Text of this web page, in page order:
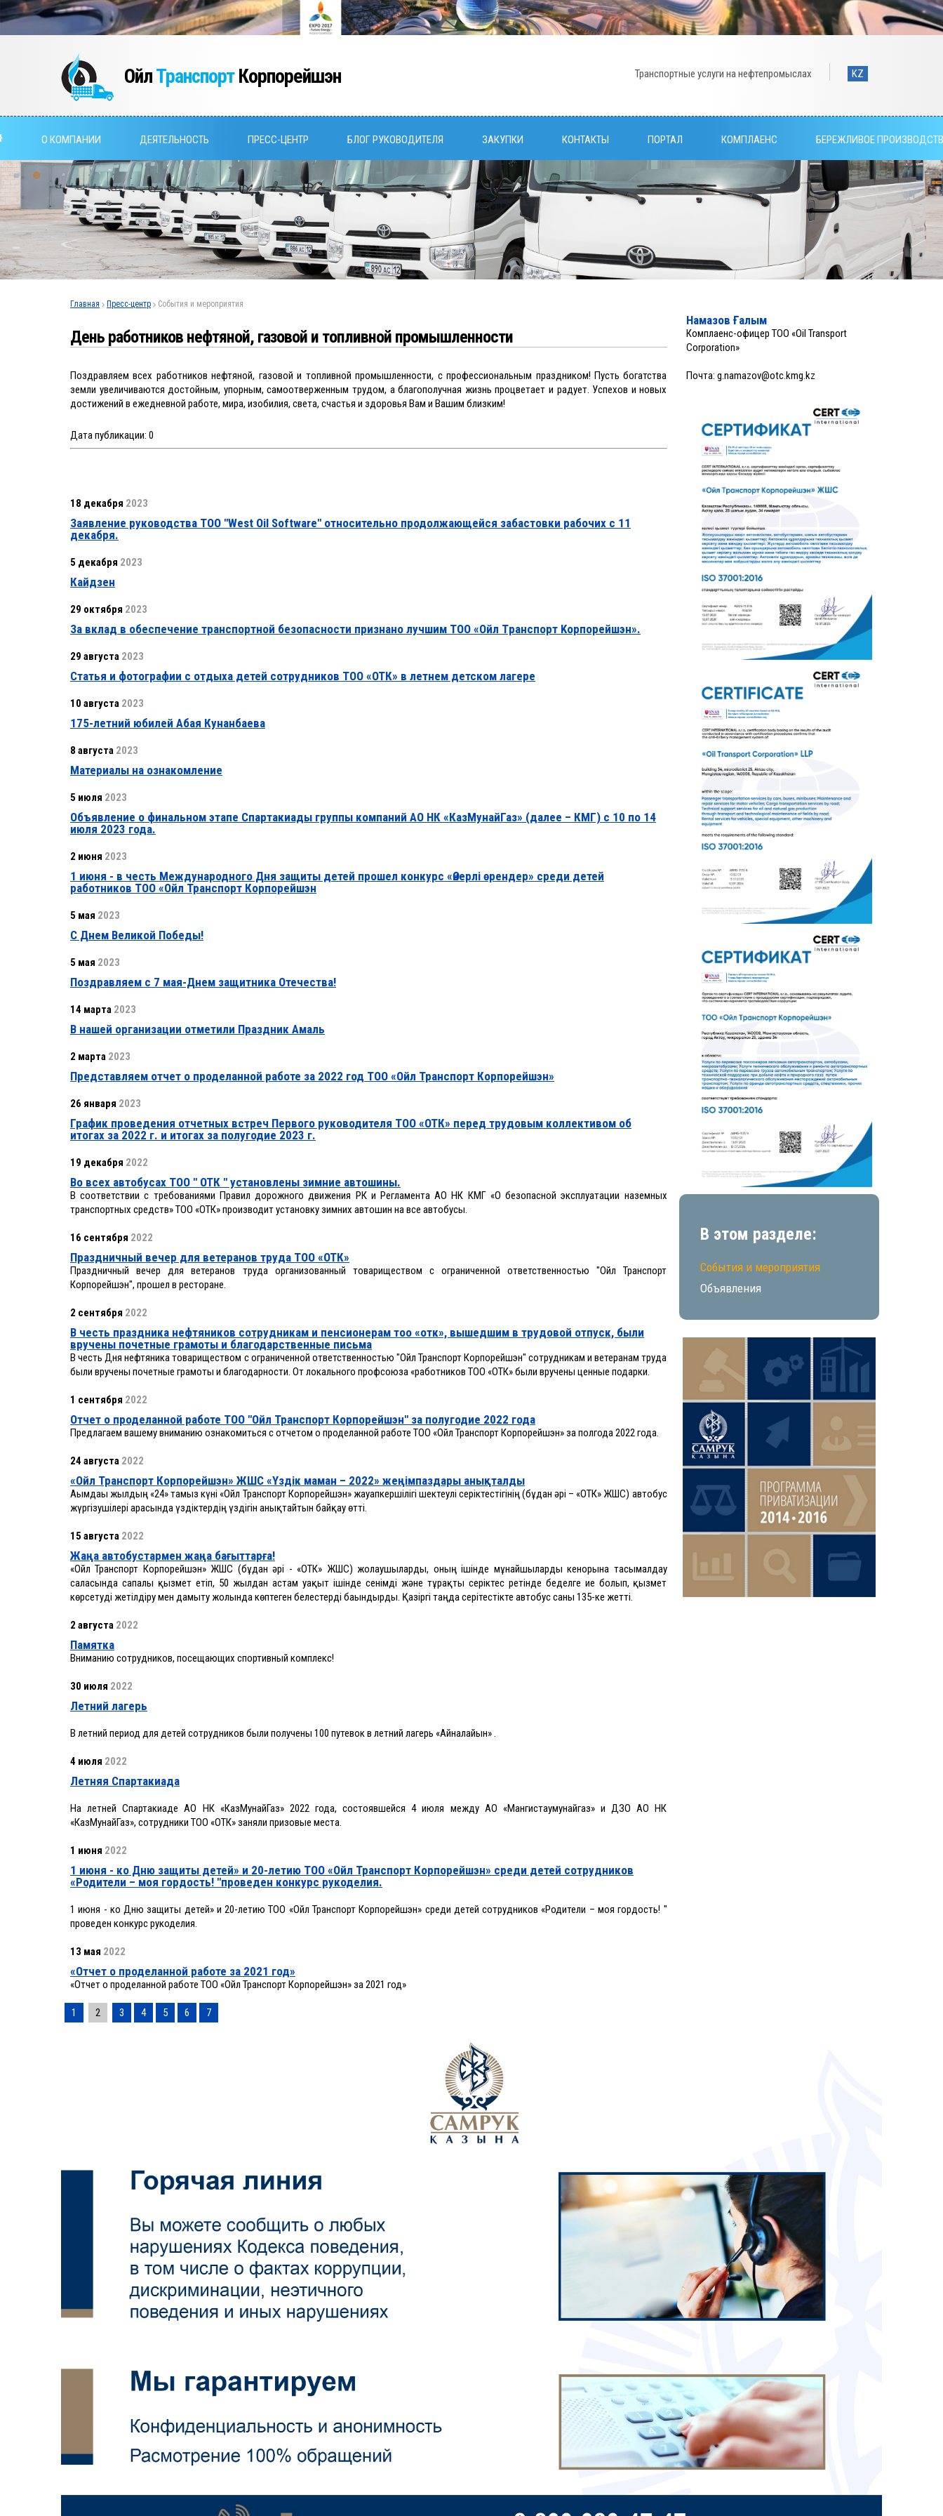
ОйлТранспортКорпорейшэн KZ
Транспортные услуги на нефтепромыслах
О КОМПАНИИ ДЕЯТЕЛЬНОСТЬ ПРЕСС-ЦЕНТР БЛОГ РУКОВОДИТЕЛЯ ЗАКУПКИ КОНТАКТЫ ПОРТАЛ КОМПЛАЕНС БЕРЕЖЛИВОЕ
Главная Пресс-центр События и мероприятия
День работников нефтяной, газовой и топливной промышленности
Поздравляем всех работников нефтяной, газовой и топливной промышленности, с профессиональным праздником! Пусть богатства
земли увеличиваются достойным, упорным, самоотверженным трудом, а благополучная жизнь процветает и радует. Успехов и новых
достижений в ежедневной работе, мира, изобилия, света, счастья и здоровья Вам и Вашим близким!
Дата публикации: 0
18 декабря 2023
Заявление руководства ТОО "West Oil Software" относительно продолжающейся забастовки рабочих с 11
декабря.
5 декабря 2023
Кайдзен
29 октября 2023
За вклад в обеспечение транспортной безопасности признано лучшим ТОО «Ойл Tранспорт Kорпорейшэн».
29 августа 2023
Статья и фотографии с отдыха детей сотрудников ТОО «ОТК» в летнем детском лагере
10 августа 2023
175-летний юбилей Абая Кунанбаева
8 августа 2023
Материалы на ознакомление
5 июля 2023
Объявление о финальном этапе Спартакиады группы компаний АО НК «КазМунайГаз» (далее – КМГ) с 10 по 14
июля 2023 года.
2 июня 2023
1 июня - в честь Международного Дня защиты детей прошел конкурс «Өнерлі өрендер» среди детей
работников ТОО «Ойл Транспорт Корпорейшэн
5 мая 2023
С Днем Великой Победы!
5 мая 2023
Поздравляем с 7 мая-Днем защитника Отечества!
14 марта 2023
В нашей организации отметили Праздник Амаль
2 марта 2023
Представляем отчет о проделанной работе за 2022 год ТОО «Ойл Транспорт Корпорейшэн»
26 января 2023
График проведения отчетных встреч Первого руководителя ТОО «ОТК» перед трудовым коллективом об
итогах за 2022 г. и итогах за полугодие 2023 г.
19 декабря 2022
Во всех автобусах ТОО " ОТК " установлены зимние автошины.
В соответствии с требованиями Правил дорожного движения РК и Регламента АО НК КМГ «О безопасной эксплуатации наземных
транспортных средств» ТОО «ОТК» производит установку зимних автошин на все автобусы.
16 сентября 2022
Праздничный вечер для ветеранов труда ТОО «ОТК»
Праздничный вечер для ветеранов труда организованный товариществом с ограниченной ответственностью "Ойл Транспорт
Корпорейшэн", прошел в ресторане.
2 сентября 2022
В честь праздника нефтяников сотрудникам и пенсионерам тоо «отк», вышедшим в трудовой отпуск, были
вручены почетные грамоты и благодарственные письма
В честь Дня нефтяника товариществом с ограниченной ответственностью "Ойл Транспорт Корпорейшэн" сотрудникам и ветеранам труда
были вручены почетные грамоты и благодарности. От локального профсоюза «работников ТОО «ОТК» были вручены ценные подарки.
1 сентября 2022
Отчет о проделанной работе ТОО "Ойл Транспорт Корпорейшэн" за полугодие 2022 года
Предлагаем вашему вниманию ознакомиться с отчетом о проделанной работе ТОО «Ойл Транспорт Корпорейшэн» за полгода 2022 года.
24 августа 2022
«Ойл Транспорт Корпорейшэн» ЖШС «Үздік маман – 2022» жеңімпаздары анықталды
Ағымдағы жылдың «24» тамыз күні «Ойл Транспорт Корпорейшэн» жауапкершілігі шектеулі серіктестігінің (бұдан әрі – «ОТК» ЖШС) автобус
жүргізушілері арасында үздіктердің үздігін анықтайтын байқау өтті.
15 августа 2022
Жаңа автобустармен жаңа бағыттарға!
«Ойл Транспорт Корпорейшэн» ЖШС (бұдан әрі - «ОТК» ЖШС) жолаушыларды, оның ішінде мұнайшыларды кенорынға тасымалдау
саласында сапалы қызмет етіп, 50 жылдан астам уақыт ішінде сенімді және тұрақты серіктес ретінде беделге ие болып, қызмет
көрсетуді жетілдіру мен дамыту жолында көптеген белестерді бағындырды. Қазіргі таңда серітестікте автобус саны 135-ке жетті.
2 августа 2022
Памятка
Вниманию сотрудников, посещающих спортивный комплекс!
30 июля 2022
Летний лагерь
В летний период для детей сотрудников были получены 100 путевок в летний лагерь «Айналайын».
4 июля 2022
Летняя Спартакиада
На летней Спартакиаде АО НК «КазМунайГаз» 2022 года, состоявшейся 4 июля между АО «Мангистаумунайгаз» и ДЗО АО НК
«КазМунайГаз», сотрудники ТОО «ОТК» заняли призовые места.
1 июня 2022
1 июня - ко Дню защиты детей» и 20-летию ТОО «Ойл Транспорт Корпорейшэн» среди детей сотрудников
«Родители – моя гордость! "проведен конкурс рукоделия.
1 июня - ко Дню защиты детей» и 20-летию ТОО «Ойл Транспорт Корпорейшэн» среди детей сотрудников «Родители – моя гордость! "
проведен конкурс рукоделия.
13 мая 2022
«Отчет о проделанной работе за 2021 год»
«Отчет о проделанной работе ТОО «Ойл Транспорт Корпорейшэн» за 2021 год»
1 2 3 4 5 6 7
Намазов Ғалым
Комплаенс-офицер ТОО «Oil Transport
Corporation»
Почта: g.namazov@otc.kmg.kz
В этом разделе:
События и мероприятия
Объявления